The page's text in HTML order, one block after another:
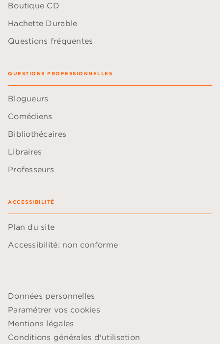
Boutique CD
Hachette Durable
Questions fréquentes
QUESTIONS PROFESSIONNELLES
Blogueurs
Comédiens
Bibliothécaires
Libraires
Professeurs
ACCESSIBILITÉ
Plan du site
Accessibilité: non conforme
Données personnelles
Paramétrer vos cookies
Mentions légales
Conditions générales d'utilisation